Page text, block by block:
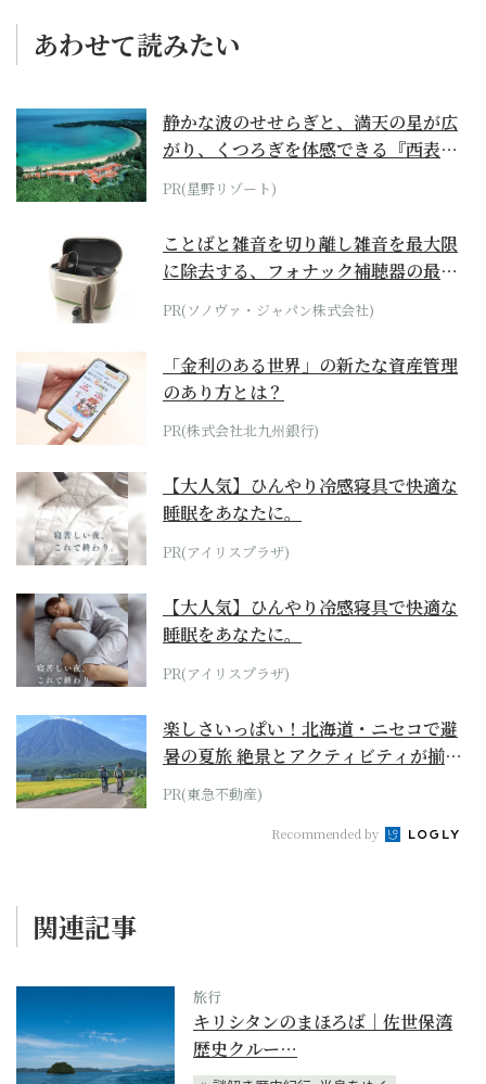
あわせて読みたい
静かな波のせせらぎと、満天の星が広
がり、くつろぎを体感できる『西表島
ホテル by...
PR(星野リゾート)
ことばと雑音を切り離し雑音を最大限
に除去する、フォナック補聴器の最上
位モデル
PR(ソノヴァ・ジャパン株式会社)
「金利のある世界」の新たな資産管理
のあり方とは？
PR(株式会社北九州銀行)
【大人気】ひんやり冷感寝具で快適な
睡眠をあなたに。
PR(アイリスプラザ)
【大人気】ひんやり冷感寝具で快適な
睡眠をあなたに。
PR(アイリスプラザ)
楽しさいっぱい！北海道・ニセコで避
暑の夏旅 絶景とアクティビティが揃う
「ニセコ東...
PR(東急不動産)
Recommended by
関連記事
旅行
キリシタンのまほろば｜佐世保湾
歴史クルー…